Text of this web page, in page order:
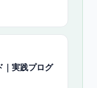
ース活用で中
｜実践プログ